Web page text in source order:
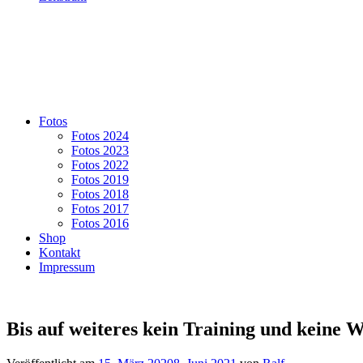
Fotos
Fotos 2024
Fotos 2023
Fotos 2022
Fotos 2019
Fotos 2018
Fotos 2017
Fotos 2016
Shop
Kontakt
Impressum
Bis auf weiteres kein Training und keine